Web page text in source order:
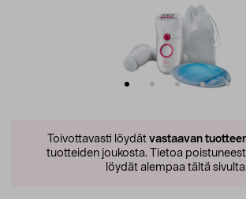
Toivottavasti löydät vastaavan
tuotteiden joukosta. Tietoa
löydät alempaa tältä sivulta.